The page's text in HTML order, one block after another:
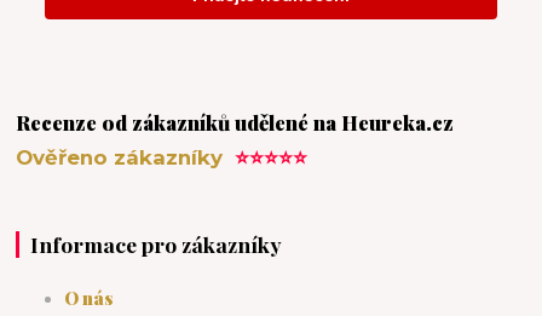
Recenze od zákazníků udělené na Heureka.cz
Ověřeno zákazníky⭐⭐⭐⭐⭐
Informace pro zákazníky
O nás